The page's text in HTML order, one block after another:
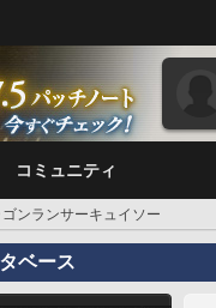
コミュニティ
ゴンランサーキュイソー
ベース